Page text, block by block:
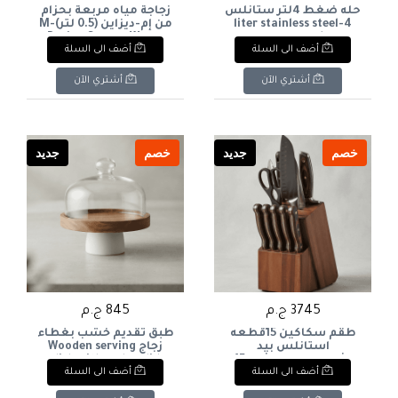
حله ضغط 4لتر ستانلس
4-liter stainless steel
pressure cooker
أضف الى السلة
أشتري الآن
زجاجة مياه مربعة بحزام
من إم-ديزاين (0.5 لتر)M-
Design Square Water
Bottle with Strap (0.5L
أضف الى السلة
أشتري الآن
خصم جديد
3745 ج.م
طقم سكاكين 15قطعه
استانلس بيد
piece stainless steel
knife set with wooden
أضف الى السلة
خصم جديد
845 ج.م
طبق تقديم خشب بغطاء
زجاج Wooden serving
dish with a glass lid
أضف الى السلة